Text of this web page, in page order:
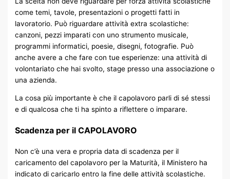
come temi, tavole, presentazioni o progetti fatti in
lavoratorio. Può riguardare attività extra scolastiche:
canzoni, pezzi imparati con uno strumento musicale,
programmi informatici, poesie, disegni, fotografie. Può
anche avere a che fare con tue esperienze: una attività di
volontariato che hai svolto, stage presso una associazione o
una azienda.
La cosa più importante è che il capolavoro parli di sé stessi
e di qualcosa che ti ha spinto a riflettere o imparare.
Scadenza per il CAPOLAVORO
Non c’è una vera e propria data di scadenza per il
caricamento del capolavoro per la Maturità, il Ministero ha
indicato di caricarlo entro la fine delle attività scolastiche.